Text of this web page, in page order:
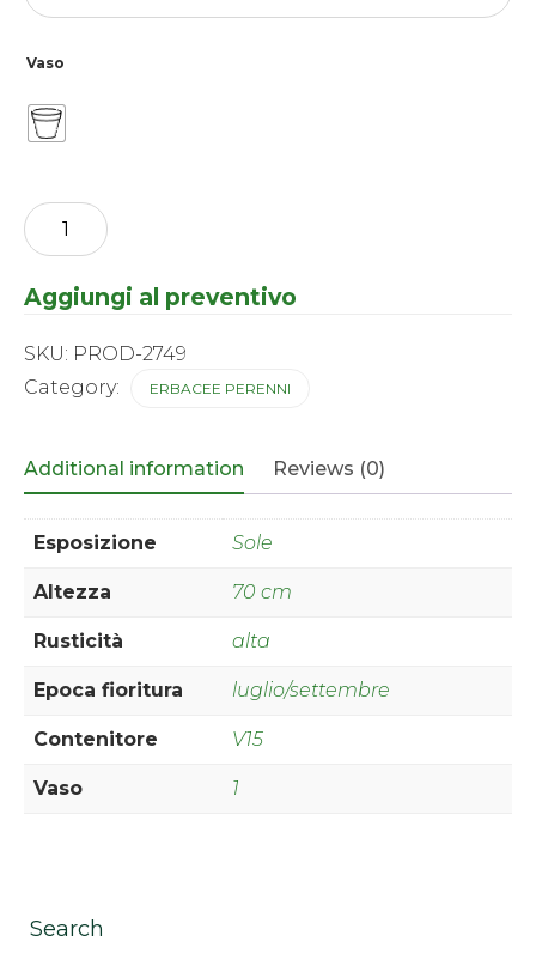
Vaso
Allium
-
Bubble
®
Aggiungi al preventivo
SKU: PROD-2749
Category:
ERBACEE PERENNI
Additional information Reviews (0)
Esposizione Sole
Altezza 70 cm
Rusticità alta
Epoca fioritura luglio/settembre
Contenitore V15
Vaso 1
Search